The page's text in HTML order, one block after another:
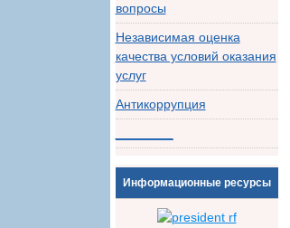
вопросы
Независимая оценка
качества условий оказания
услуг
Антикоррупция
Информационные ресурсы